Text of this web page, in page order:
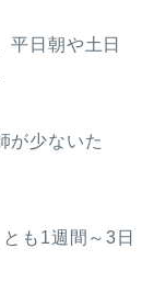
平日朝や土日
が少ないた
も1週間～3日